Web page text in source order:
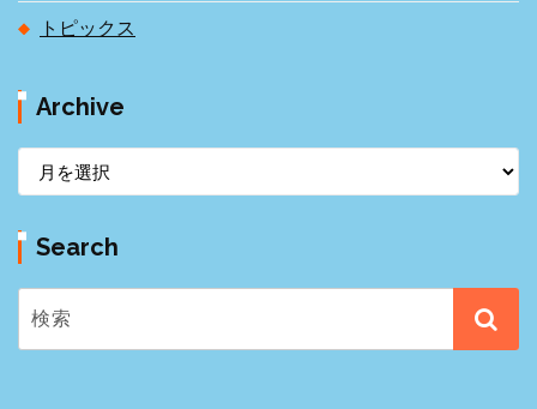
トピックス
Archive
r
c
h
Search